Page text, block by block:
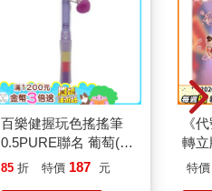
百樂健握玩色搖搖筆
0.5PURE聯名 葡萄(限
量)
85 折 特價 187 元
《
轉立
特價